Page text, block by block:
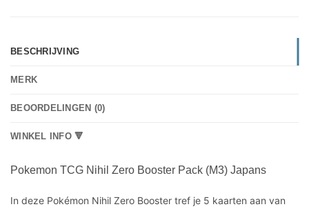
BESCHRIJVING
MERK
BEOORDELINGEN (0)
WINKEL INFO 🔻
Pokemon TCG Nihil Zero Booster Pack (M3) Japans
In deze Pokémon Nihil Zero Booster tref je 5 kaarten aan van